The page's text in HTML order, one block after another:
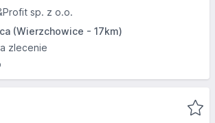
sp. z o.o.
(Wierzchowice - 17km)
zlecenie